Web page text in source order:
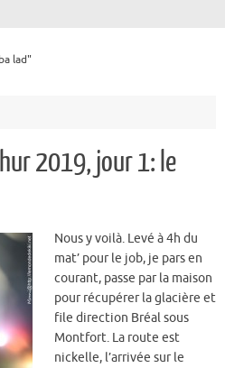
lad"
2019, jour 1: le
Nous y voilà. Levé à 4h du
mat’ pour le job, je pars en
courant, passe par la maison
pour récupérer la glacière et
file direction Bréal sous
Montfort. La route est
nickelle, l’arrivée sur le